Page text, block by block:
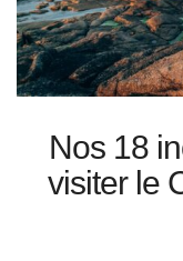
Nos 18
visiter le